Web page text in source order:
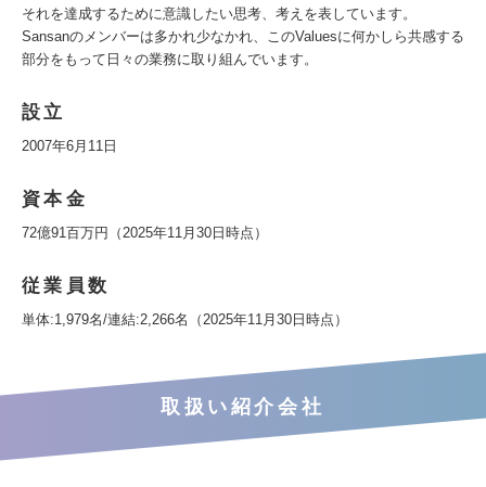
それを達成するために意識したい思考、考えを表しています。
Sansanのメンバーは多かれ少なかれ、このValuesに何かしら共感する
部分をもって日々の業務に取り組んでいます。
設立
2007年6月11日
資本金
72億91百万円（2025年11月30日時点）
従業員数
単体:1,979名/連結:2,266名（2025年11月30日時点）
取扱い紹介会社